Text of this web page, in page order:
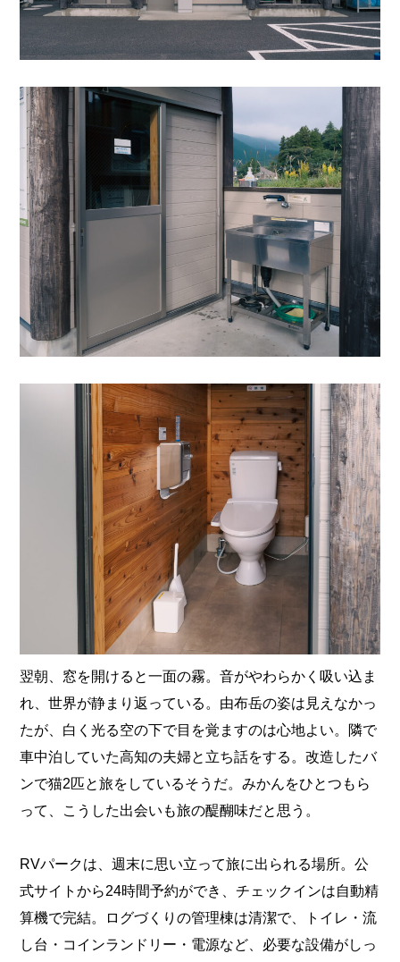
翌朝、窓を開けると一面の霧。音がやわらかく吸い込ま
れ、世界が静まり返っている。由布岳の姿は見えなかっ
たが、白く光る空の下で目を覚ますのは心地よい。隣で
車中泊していた高知の夫婦と立ち話をする。改造したバ
ンで猫2匹と旅をしているそうだ。みかんをひとつもら
って、こうした出会いも旅の醍醐味だと思う。
RVパークは、週末に思い立って旅に出られる場所。公
式サイトから24時間予約ができ、チェックインは自動精
算機で完結。ログづくりの管理棟は清潔で、トイレ・流
し台・コインランドリー・電源など、必要な設備がしっ